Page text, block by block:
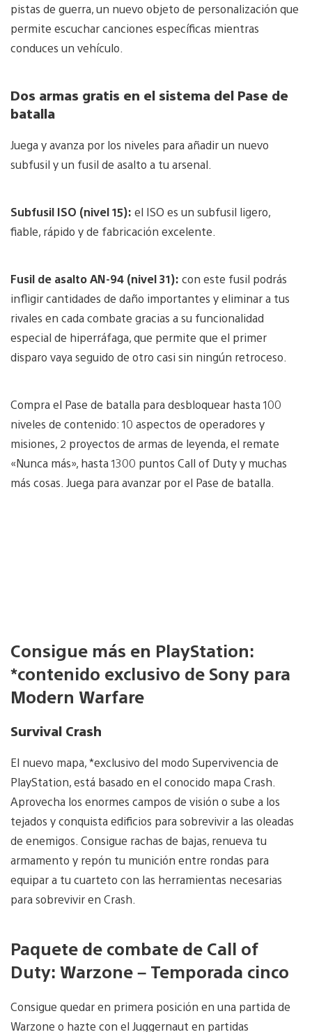
pistas de guerra, un nuevo objeto de personalización que
permite escuchar canciones específicas mientras
conduces un vehículo.
Dos armas gratis en el sistema del Pase de
batalla
Juega y avanza por los niveles para añadir un nuevo
subfusil y un fusil de asalto a tu arsenal.
Subfusil ISO (nivel 15): el ISO es un subfusil ligero,
fiable, rápido y de fabricación excelente.
Fusil de asalto AN-94 (nivel 31): con este fusil podrás
infligir cantidades de daño importantes y eliminar a tus
rivales en cada combate gracias a su funcionalidad
especial de hiperráfaga, que permite que el primer
disparo vaya seguido de otro casi sin ningún retroceso.
Compra el Pase de batalla para desbloquear hasta 100
niveles de contenido: 10 aspectos de operadores y
misiones, 2 proyectos de armas de leyenda, el remate
«Nunca más», hasta 1300 puntos Call of Duty y muchas
más cosas. Juega para avanzar por el Pase de batalla.
Consigue más en PlayStation:
*contenido exclusivo de Sony para
Modern Warfare
Survival Crash
El nuevo mapa, *exclusivo del modo Supervivencia de
PlayStation, está basado en el conocido mapa Crash.
Aprovecha los enormes campos de visión o sube a los
tejados y conquista edificios para sobrevivir a las oleadas
de enemigos. Consigue rachas de bajas, renueva tu
armamento y repón tu munición entre rondas para
equipar a tu cuarteto con las herramientas necesarias
para sobrevivir en Crash.
Paquete de combate de Call of
Duty: Warzone – Temporada cinco
Consigue quedar en primera posición en una partida de
Warzone o hazte con el Juggernaut en partidas